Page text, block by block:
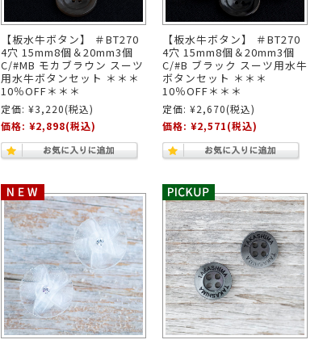
【板水牛ボタン】 ＃BT270
4穴 15mm8個＆20mm3個
C/#MB モカブラウン スーツ
用水牛ボタンセット ＊＊＊
10％OFF＊＊＊
定価: ¥3,220(税込)
価格: ¥2,898(税込)
【板水牛ボタン】 ＃BT270
4穴 15mm8個＆20mm3個
C/#B ブラック スーツ用水牛
ボタンセット ＊＊＊
10％OFF＊＊＊
定価: ¥2,670(税込)
価格: ¥2,571(税込)